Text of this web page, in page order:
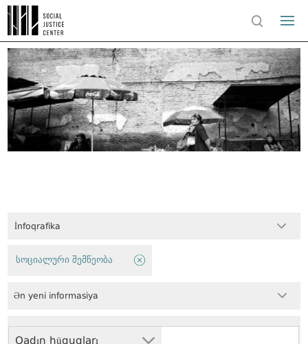
İnfoqrafika
Qadın hüquqları
სოციალური შემწეობა
Ən yeni informasiya